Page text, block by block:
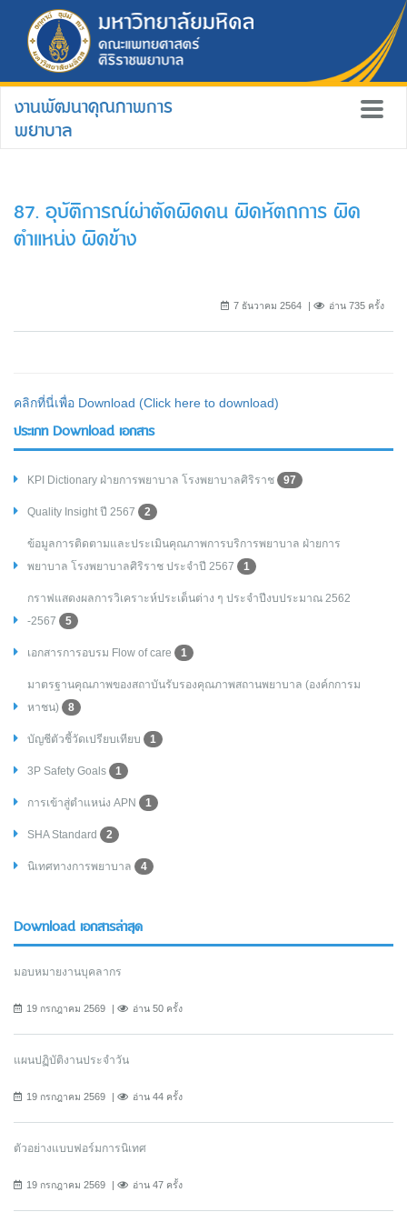
งานพัฒนาคุณภาพการ
พยาบาล
87. อุบัติการณ์ผ่าตัดผิดคน ผิดหัตถการ ผิด
ตำแหน่ง ผิดข้าง
7 ธันวาคม 2564 อ่าน 735 ครั้ง
คลิกที่นี่เพื่อ Download (Click here to download)
ประเภท Download เอกสาร
KPI Dictionary ฝ่ายการพยาบาล โรงพยาบาลศิริราช 97
Quality Insight ปี 2567 2
ข้อมูลการติดตามและประเมินคุณภาพการบริการพยาบาล ฝ่ายการ
พยาบาล โรงพยาบาลศิริราช ประจำปี 2567
1
กราฟแสดงผลการวิเคราะห์ประเด็นต่าง ๆ ประจำปีงบประมาณ 2562
-2567
5
เอกสารการอบรม Flow of care 1
มาตรฐานคุณภาพของสถาบันรับรองคุณภาพสถานพยาบาล (องค์กการม
หาชน)
8
บัญชีตัวชี้วัดเปรียบเทียบ 1
3P Safety Goals 1
การเข้าสู่ตำแหน่ง APN 1
SHA Standard 2
นิเทศทางการพยาบาล 4
Download เอกสารล่าสุด
มอบหมายงานบุคลากร
19 กรกฎาคม 2569 อ่าน 50 ครั้ง
แผนปฏิบัติงานประจำวัน
19 กรกฎาคม 2569 อ่าน 44 ครั้ง
ตัวอย่างแบบฟอร์มการนิเทศ
19 กรกฎาคม 2569 อ่าน 47 ครั้ง